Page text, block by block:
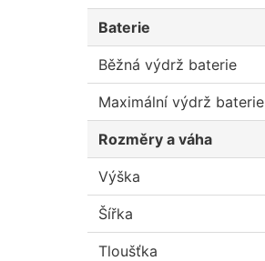
Baterie
Běžná výdrž baterie
Maximální výdrž baterie
Rozměry a váha
Výška
Šířka
Tloušťka